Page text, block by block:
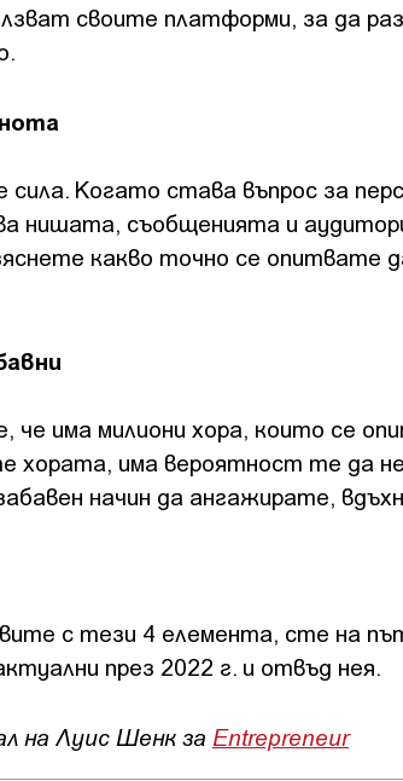
своите платформи, за да
Когато става въпрос за
нишата, съобщенията и
какво точно се опитвате
че има милиони хора, които се
хората, има вероятност те да
начин да ангажирате,
с тези 4 елемента, сте на
през 2022 г. и отвъд нея.
на Луис Шенк за Entrepreneur